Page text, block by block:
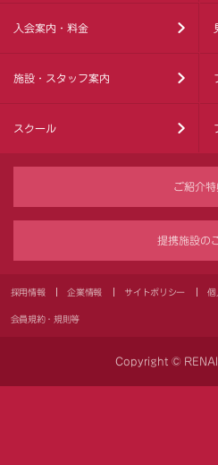
入会案内・料金
施設・スタッフ案内
スクール
ご紹介特
提携施設の
採用情報 企業情報 サイトポリシー 個
会員規約・規則等
Copyright ©